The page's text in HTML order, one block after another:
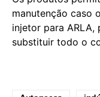
manutenção caso
injetor para ARLA,
substituir todo o